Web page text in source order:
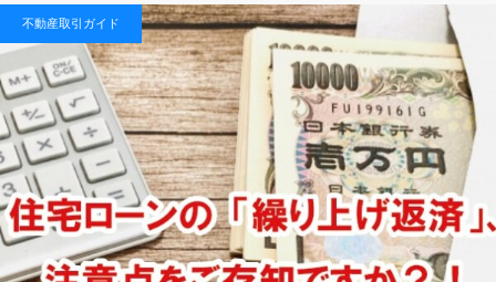
不動産取引ガイド